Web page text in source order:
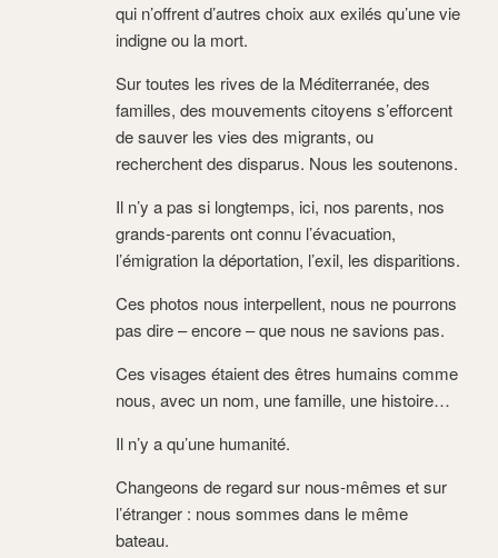
qui n’offrent d’autres choix aux exilés qu’une vie
indigne ou la mort.
Sur toutes les rives de la Méditerranée, des
familles, des mouvements citoyens s’efforcent
de sauver les vies des migrants, ou
recherchent des disparus. Nous les soutenons.
Il n’y a pas si longtemps, ici, nos parents, nos
grands-parents ont connu l’évacuation,
l’émigration la déportation, l’exil, les disparitions.
Ces photos nous interpellent, nous ne pourrons
pas dire – encore – que nous ne savions pas.
Ces visages étaient des êtres humains comme
nous, avec un nom, une famille, une histoire…
Il n’y a qu’une humanité.
Changeons de regard sur nous-mêmes et sur
l’étranger : nous sommes dans le même
bateau.